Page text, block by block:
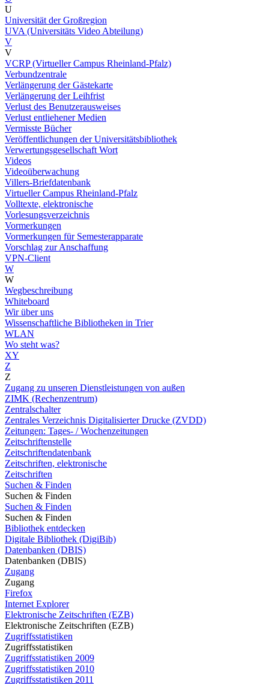
U
Universität der Großregion
UVA (Universitäts Video Abteilung)
V
V
VCRP (Virtueller Campus Rheinland-Pfalz)
Verbundzentrale
Verlängerung der Gästekarte
Verlängerung der Leihfrist
Verlust des Benutzerausweises
Verlust entliehener Medien
Vermisste Bücher
Veröffentlichungen der Universitätsbibliothek
Verwertungsgesellschaft Wort
Videos
Videoüberwachung
Villers-Briefdatenbank
Virtueller Campus Rheinland-Pfalz
Volltexte, elektronische
Vorlesungsverzeichnis
Vormerkungen
Vormerkungen für Semesterapparate
Vorschlag zur Anschaffung
VPN-Client
W
W
Wegbeschreibung
Whiteboard
Wir über uns
Wissenschaftliche Bibliotheken in Trier
WLAN
Wo steht was?
XY
Z
Z
Zugang zu unseren Dienstleistungen von außen
ZIMK (Rechenzentrum)
Zentralschalter
Zentrales Verzeichnis Digitalisierter Drucke (ZVDD)
Zeitungen: Tages- / Wochenzeitungen
Zeitschriftenstelle
Zeitschriftendatenbank
Zeitschriften, elektronische
Zeitschriften
Suchen & Finden
Suchen & Finden
Suchen & Finden
Suchen & Finden
Bibliothek entdecken
Digitale Bibliothek (DigiBib)
Datenbanken (DBIS)
Datenbanken (DBIS)
Zugang
Zugang
Firefox
Internet Explorer
Elektronische Zeitschriften (EZB)
Elektronische Zeitschriften (EZB)
Zugriffsstatistiken
Zugriffsstatistiken
Zugriffsstatistiken 2009
Zugriffsstatistiken 2010
Zugriffsstatistiken 2011